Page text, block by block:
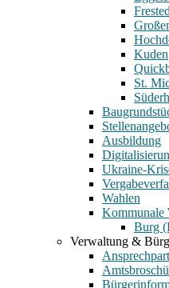
Kuden
St.
Ausbildung
Ukraine-
Wahlen
Kommunale
Burg
Verwaltung &